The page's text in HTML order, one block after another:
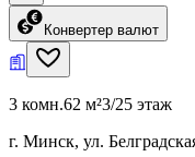
Конвертер валют
3 комн.62 м²3/25 этаж
г. Минск, ул.